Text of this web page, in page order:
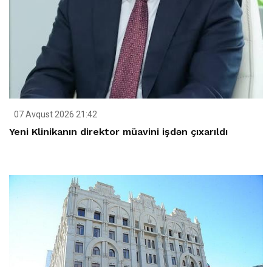
07 Avqust 2026 21:42
Yeni Klinikanın direktor müavini işdən çıxarıldı